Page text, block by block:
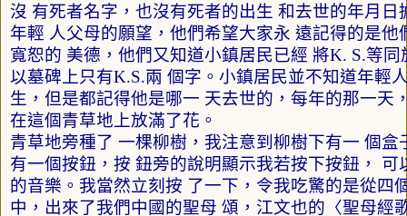
沒 有死者名字，也沒有死者的出生 和去世的年月日
年輕 人父母的願望，他們希望大家永 遠記得的是他
寬恕的 美德，他們又知道小鎮居民已經 將K. S.等同
以墓碑上只有K.S.兩 個字。小鎮居民並不知道年輕
生，但是都記得他是哪一 天去世的，每年的那一天
在這個青草地上放滿了花。
青草地旁種了 一棵柳樹，我注意到柳樹下有一 個盒
有一個按鈕，按 鈕旁的說明顯示我若按下按鈕， 可
的音樂。我當然立刻按 了一下，令我吃驚的是從四
中，出來了我們中國的聖母 頌，江文也的〈聖母經